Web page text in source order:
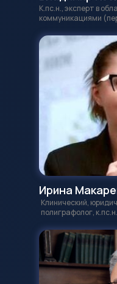
К.пс.н., эксперт в
коммуникациями
Клинический,
полиграфолог,
Ирина